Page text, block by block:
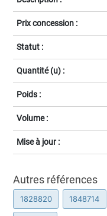
Prix concession :
Statut :
Quantité (u) :
Poids :
Volume :
Mise à jour :
Autres références
1828820 1848714